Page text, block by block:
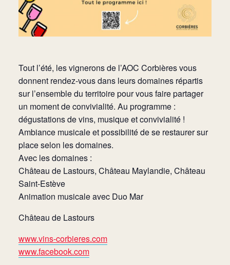
Tout l’été, les vignerons de l’AOC Corbières vous
donnent rendez-vous dans leurs domaines répartis
sur l’ensemble du territoire pour vous faire partager
un moment de convivialité. Au programme :
dégustations de vins, musique et convivialité !
Ambiance musicale et possibilité de se restaurer sur
place selon les domaines.
Avec les domaines :
Château de Lastours, Château Maylandie, Château
Saint-Estève
Animation musicale avec Duo Mar
Château de Lastours
www.vins-corbieres.com
www.facebook.com